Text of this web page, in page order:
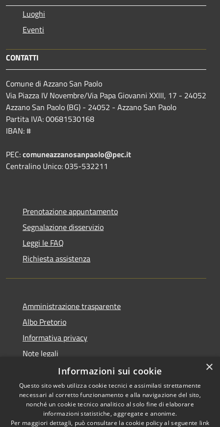
Luoghi
Eventi
CONTATTI
Comune di Azzano San Paolo
Via Piazza IV Novembre/Via Papa Giovanni XXIII, 17 - 24052
Azzano San Paolo (BG) - 24052 - Azzano San Paolo
Partita IVA: 00681530168
IBAN: #
PEC:comuneazzanosanpaolo@pec.it
Centralino Unico: 035-532211
Prenotazione appuntamento
Segnalazione disservizio
Leggi le FAQ
Richiesta assistenza
Amministrazione trasparente
Albo Pretorio
Informativa privacy
Note legali
Dichiarazione di accessibilità
RSS
Copyright © 2026 • Comune di
×
Informazioni sui cookie
Questo sito web utilizza cookie tecnici e assimilati strettamente
necessari al corretto funzionamento e alla navigazione del sito,
nonché un cookie tecnico analitico al solo fine di elaborare
informazioni statistiche, aggregate e anonime.
Per maggiori dettagli, può consultare la cookie policy al seguente link